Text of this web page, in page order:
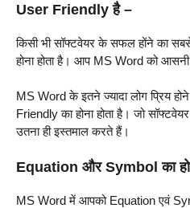
User Friendly है –
किसी भी सॉफ्टवेयर के सफल होंने का
होना होता है। आप MS Word को
MS Word के इतने ज्यादा लोग प्रिय
Friendly का होना होता है। जो
उतना ही इस्तमाल करते हैं।
Equation और Symbol का
MS Word में आपको Equation एवं